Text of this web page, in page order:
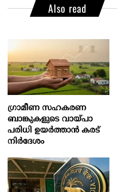
Also read
ഗ്രാമീണ സഹകരണ
ബാങ്കുകളുടെ വായ്പാ
പരിധി ഉയർത്താൻ കരട്
നിർദേശം